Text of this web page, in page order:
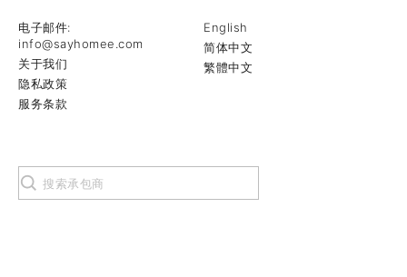
电子邮件:
info@sayhomee.com
关于我们
隐私政策
服务条款
English
简体中文
繁體中文